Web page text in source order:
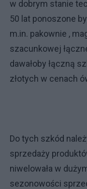
w dobrym stanie
50 lat ponoszone
m.in. pakownie ,
szacunkowej
dawałoby łączną
złotych w cenach
Do tych szkód
sprzedaży
niwelowała w
sezonowości